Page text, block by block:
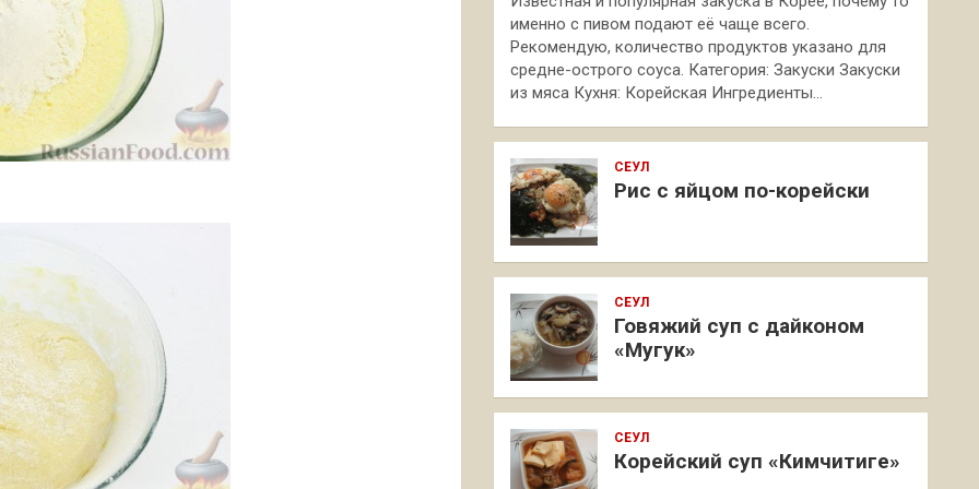
именно с пивом подают её чаще всего.
Рекомендую, количество продуктов указано для
средне-острого соуса. Категория: Закуски Закуски
из мяса Кухня: Корейская Ингредиенты…
СЕУЛ
Рис с яйцом по-корейски
СЕУЛ
Говяжий суп с дайконом
«Мугук»
СЕУЛ
Корейский суп «Кимчитиге»